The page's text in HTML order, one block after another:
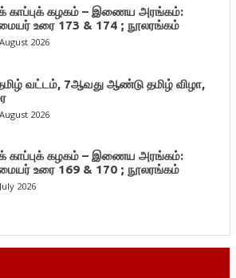
காப்புக் கழகம் – இணைய அரங்கம்:
உரை 173 & 174 ; நூலரங்கம்
2026
தமிழ் வட்டம், 7ஆவது ஆண்டு தமிழ் விழா,
2026
காப்புக் கழகம் – இணைய அரங்கம்:
உரை 169 & 170 ; நூலரங்கம்
2026